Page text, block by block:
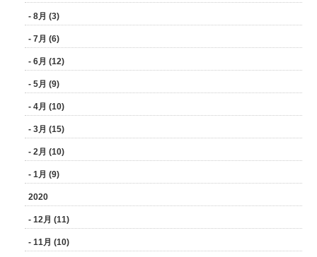
- 8月 (3)
- 7月 (6)
- 6月 (12)
- 5月 (9)
- 4月 (10)
- 3月 (15)
- 2月 (10)
- 1月 (9)
2020
- 12月 (11)
- 11月 (10)